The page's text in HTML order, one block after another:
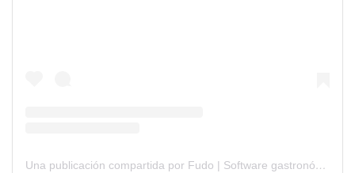
Una publicación compartida por Fudo | Software gastronómico (@socialfudo)